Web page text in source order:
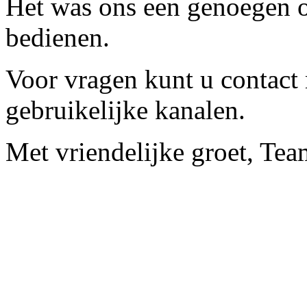
Het was ons een
bedienen.
Voor vragen kunt u contact
gebruikelijke kanalen.
Met vriendelijke groet,